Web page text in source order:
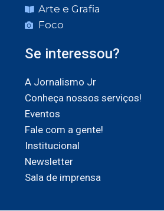
Arte e Grafia
Foco
Se interessou?
A Jornalismo Jr
Conheça nossos serviços!
Eventos
Fale com a gente!
Institucional
Newsletter
Sala de imprensa